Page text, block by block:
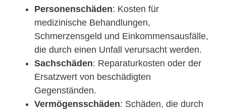
Personenschäden: Kosten für
medizinische Behandlungen,
Schmerzensgeld und Einkommensausfälle,
die durch einen Unfall verursacht werden.
Sachschäden: Reparaturkosten oder der
Ersatzwert von beschädigten
Gegenständen.
Vermögensschäden: Schäden, die durch